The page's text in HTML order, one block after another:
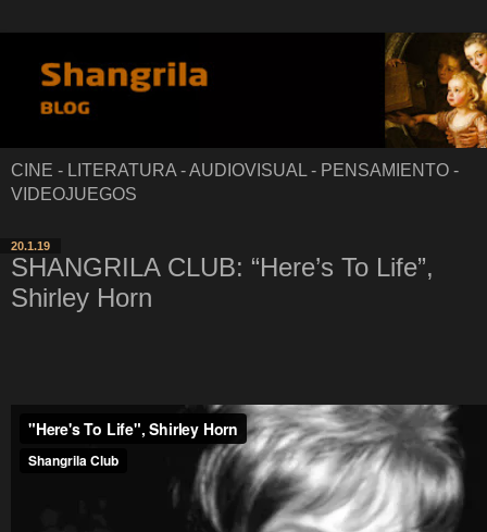
CINE - LITERATURA - AUDIOVISUAL - PENSAMIENTO -
VIDEOJUEGOS
20.1.19
SHANGRILA CLUB: “Here’s To Life”,
Shirley Horn